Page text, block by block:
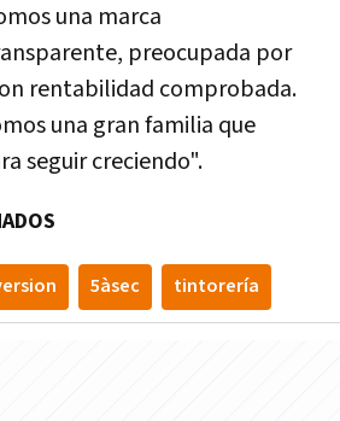
una marca
preocupada por
rentabilidad comprobada.
una gran familia que
seguir creciendo".
5àsec tintorería